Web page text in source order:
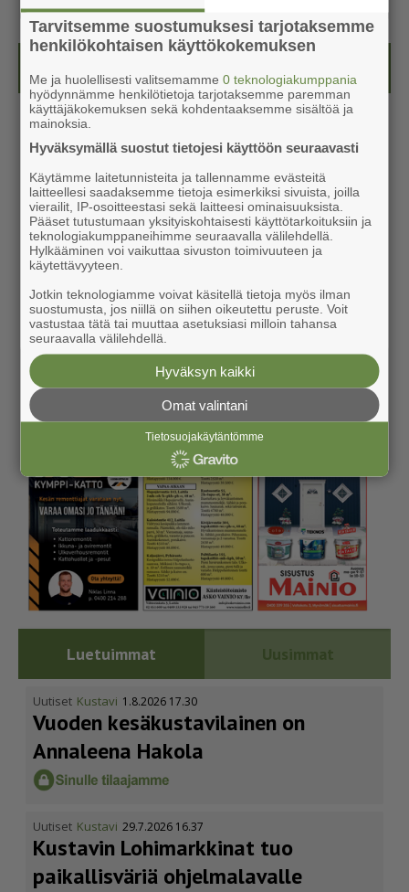
Luetuimmat Uusimmat
Uutiset Kustavi 1.8.2026 17.30
Vuoden kesäkus­ta­vi­lainen on
Annaleena Hakola
Uutiset Kustavi 29.7.2026 16.37
Kustavin Lohimarkkinat tuo
paikallisväriä ohjelmalavalle
Tarvitsemme suostumuksesi tarjotaksemme
henkilökohtaisen käyttökokemuksen
Me ja huolellisesti valitsemamme0 teknologiakumppania
hyödynnämme henkilötietoja tarjotaksemme paremman
käyttäjäkokemuksen sekä kohdentaaksemme sisältöä ja
mainoksia.
Hyväksymällä suostut tietojesi käyttöön seuraavasti
Käytämme laitetunnisteita ja tallennamme evästeitä
laitteellesi saadaksemme tietoja esimerkiksi sivuista, joilla
vierailit, IP-osoitteestasi sekä laitteesi ominaisuuksista.
Pääset tutustumaan yksityiskohtaisesti käyttötarkoituksiin ja
teknologiakumppaneihimme seuraavalla välilehdellä.
Hylkääminen voi vaikuttaa sivuston toimivuuteen ja
käytettävyyteen.
Jotkin teknologiamme voivat käsitellä tietoja myös ilman
suostumusta, jos niillä on siihen oikeutettu peruste. Voit
vastustaa tätä tai muuttaa asetuksiasi milloin tahansa
seuraavalla välilehdellä.
Hyväksyn kaikki
Omat valintani
Tietosuojakäytäntömme